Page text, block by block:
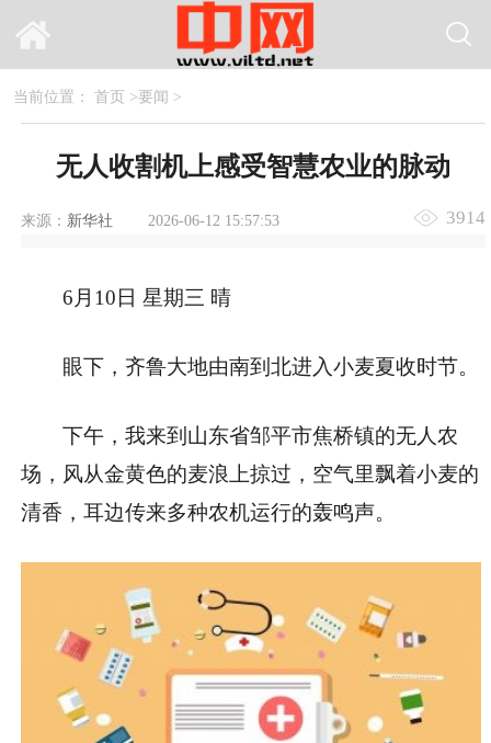
当前位置： 首页 >要闻 >
无人收割机上感受智慧农业的脉动
来源： 新华社 2026-06-12 15:57:53 3914
6月10日 星期三 晴
眼下，齐鲁大地由南到北进入小麦夏收时节。
下午，我来到山东省邹平市焦桥镇的无人农
场，风从金黄色的麦浪上掠过，空气里飘着小麦的
清香，耳边传来多种农机运行的轰鸣声。